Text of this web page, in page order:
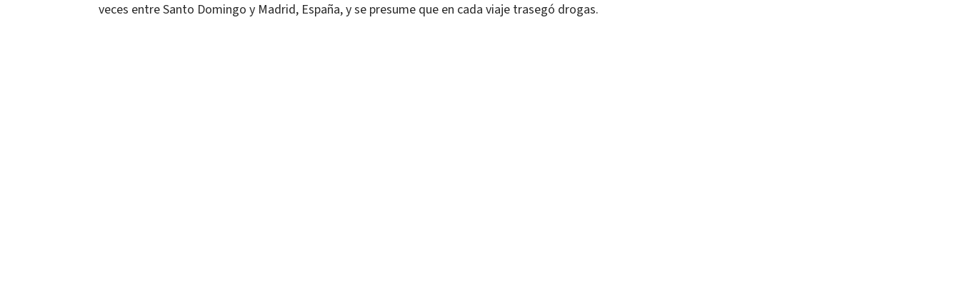
veces entre Santo Domingo y Madrid, España, y se presume que en cada viaje trasegó drogas.